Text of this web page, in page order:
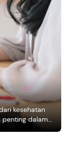
kesehatan
penting dalam